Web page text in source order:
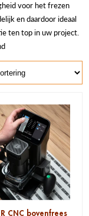
voor het frezen
en daardoor ideaal
ten top in uw project.
CNC bovenfrees